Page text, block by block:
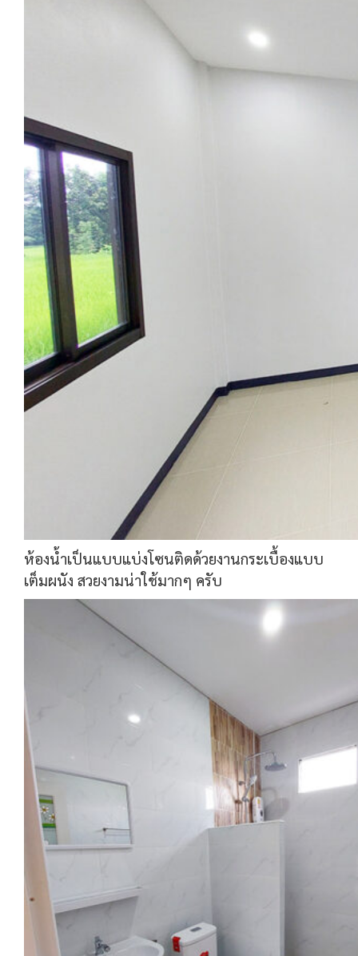
ห้องน้ำเป็นแบบแบ่งโซนติดด้วยงานกระเบื้องแบบ
เต็มผนัง สวยงามน่าใช้มากๆ ครับ